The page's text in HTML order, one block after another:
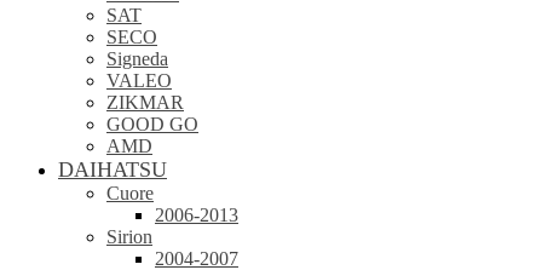
SAT
SECO
Signeda
VALEO
ZIKMAR
GOOD GO
AMD
DAIHATSU
Cuore
2006-2013
Sirion
2004-2007